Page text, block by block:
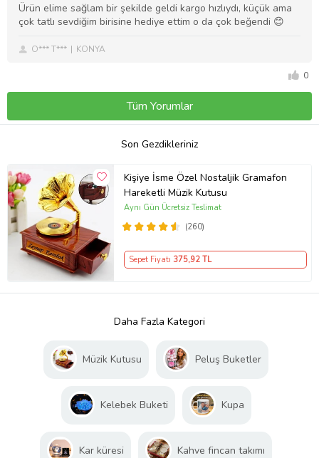
Ürün elime sağlam bir şekilde geldi kargo hızlıydı, küçük ama
çok tatlı sevdiğim birisine hediye ettim o da çok beğendi 😊
O*** T*** KONYA
0
Tüm Yorumlar
Son Gezdikleriniz
Kişiye İsme Özel Nostaljik Gramafon
Hareketli Müzik Kutusu
(260)
Aynı Gün Ücretsiz Teslimat
Sepet Fiyatı 375,92 TL
Daha Fazla Kategori
Müzik Kutusu Peluş Buketler
Kelebek Buketi Kupa
Kar küresi Kahve fincan takımı